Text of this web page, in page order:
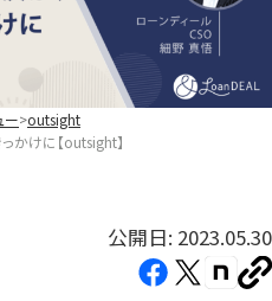
ー outsight
かけに【outsight】
公開日: 2023.05.30
Facebook（新
X（新 note（新